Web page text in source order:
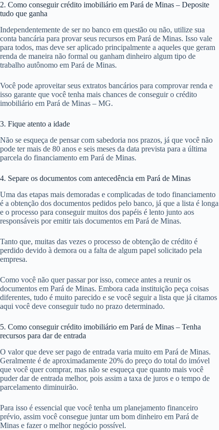
2. Como conseguir crédito imobiliário em Pará de Minas – Deposite
tudo que ganha
Independentemente de ser no banco em questão ou não, utilize sua
conta bancária para provar seus recursos em Pará de Minas. Isso vale
para todos, mas deve ser aplicado principalmente a aqueles que geram
renda de maneira não formal ou ganham dinheiro algum tipo de
trabalho autônomo em Pará de Minas.
Você pode aproveitar seus extratos bancários para comprovar renda e
isso garante que você tenha mais chances de conseguir o crédito
imobiliário em Pará de Minas – MG.
3. Fique atento a idade
Não se esqueça de pensar com sabedoria nos prazos, já que você não
pode ter mais de 80 anos e seis meses da data prevista para a última
parcela do financiamento em Pará de Minas.
4. Separe os documentos com antecedência em Pará de Minas
Uma das etapas mais demoradas e complicadas de todo financiamento
é a obtenção dos documentos pedidos pelo banco, já que a lista é longa
e o processo para conseguir muitos dos papéis é lento junto aos
responsáveis por emitir tais documentos em Pará de Minas.
Tanto que, muitas das vezes o processo de obtenção de crédito é
perdido devido à demora ou a falta de algum papel solicitado pela
empresa.
Como você não quer passar por isso, comece antes a reunir os
documentos em Pará de Minas. Embora cada instituição peça coisas
diferentes, tudo é muito parecido e se você seguir a lista que já citamos
aqui você deve conseguir tudo no prazo determinado.
5. Como conseguir crédito imobiliário em Pará de Minas – Tenha
recursos para dar de entrada
O valor que deve ser pago de entrada varia muito em Pará de Minas.
Geralmente é de aproximadamente 20% do preço do total do imóvel
que você quer comprar, mas não se esqueça que quanto mais você
puder dar de entrada melhor, pois assim a taxa de juros e o tempo de
parcelamento diminuirão.
Para isso é essencial que você tenha um planejamento financeiro
prévio, assim você consegue juntar um bom dinheiro em Pará de
Minas e fazer o melhor negócio possível.